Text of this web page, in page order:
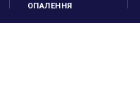
ОПАЛЕННЯ